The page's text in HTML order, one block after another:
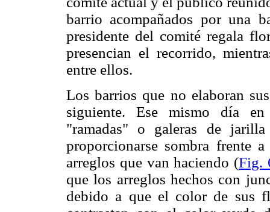
barrio acompañados por una
presidente del comité regala
presencian el recorrido,
entre ellos.
Los barrios que no elaboran
siguiente. Ese mismo día
"ramadas" o galeras de
proporcionarse sombra frente
arreglos que van haciendo (Fig.
que los arreglos hechos con
debido a que el color de sus